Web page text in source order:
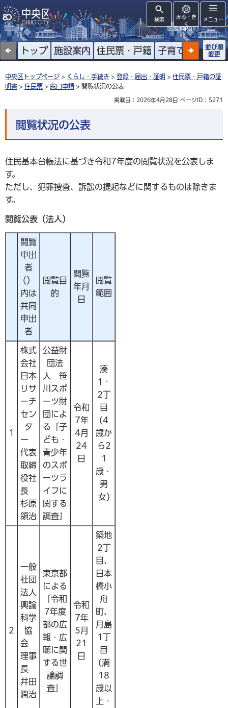
検索
みる・き
く
SUPPORT
メニュー
トップ 施設案内 住民票・戸籍 子育て 高齢者
並び順
変更
中央区トップページ > くらし・手続き > 登録・届出・証明 > 住民票・戸籍の証
明書 > 住民票 > 窓口申請 > 閲覧状況の公表
掲載日：2026年4月28日 ページID：5271
閲覧状況の公表
住民基本台帳法に基づき令和7年度の閲覧状況を公表しま
す。
ただし、犯罪捜査、訴訟の提起などに関するものは除きま
す。
閲覧公表（法人）
閲覧
申出
者
(）
内は
共同
申出
者
閲覧目
的
閲覧
年月
日
閲覧
範囲
1
株式
会社
日本
リサ
ーチ
セン
タ
ー
代表
取締
役社
長
杉原
領治
公益財
団法
人 笹
川スポ
ーツ財
団によ
る「子
ども・
青少年
のスポ
ーツラ
イフに
関する
調査」
令和
7年
4月
24
日
湊
1・
2丁
目
(4
歳か
ら2
1
歳・
男
女)
2
一般
社団
法人
輿論
科学
協
会
理事
長
井田
潤治
東京都
による
「令和
7年度
都の広
報・広
聴に関
する世
論調
査」
令和
7年
5月
21
日
築地
2丁
目、
日本
橋小
舟
町、
月島
1丁
目
(満
18
歳以
上・